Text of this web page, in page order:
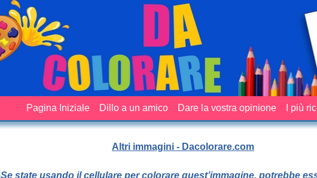
Pagina Iniziale Dillo a un amico Dare la vostra opinione I più
Altri immagini - Dacolorare.com
Se state usando il cellulare per colorare quest’immagine, potrebbe